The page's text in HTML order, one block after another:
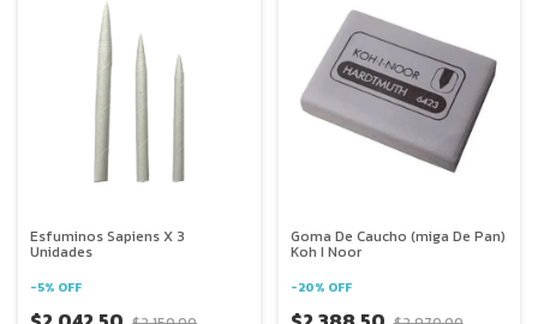
Esfuminos Sapiens X 3
Unidades
-5% OFF
Goma De Caucho (miga De Pan)
Koh I Noor
-20% OFF